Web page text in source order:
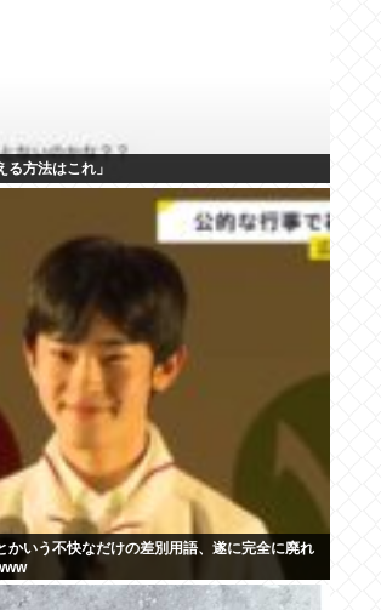
方法はこれ」
かいう不快なだけの差別用語、遂に完全に廃れ